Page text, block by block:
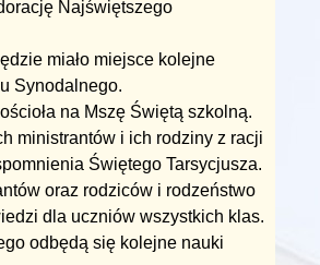
Najświętszego
miało miejsce kolejne
Synodalnego.
na Mszę Świętą szkolną.
ministrantów i ich rodziny z racji
Świętego Tarsycjusza.
oraz rodziców i rodzeństwo
dla uczniów wszystkich klas.
odbędą się kolejne nauki